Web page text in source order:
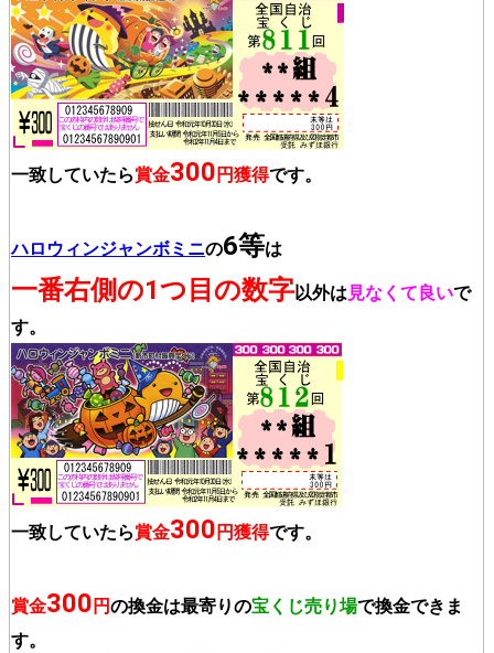
一致していたら賞金300 円獲得です。
ハロウィンジャンボミニの6等は
一番右側の1つ目の数字以外は見なくて良いで
す。
一致していたら賞金300 円獲得です。
賞金300 円の換金は最寄りの宝くじ売り場で換金できま
す。